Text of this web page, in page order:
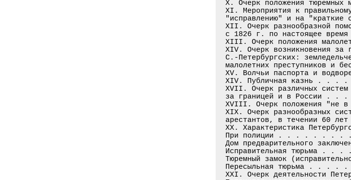
X. Очерк положения
XI. Мероприятия к
"исправлению" и на
XII. Очерк разнообразной
с 1826 г. по
XIII. Очерк положения
XIV. Очерк возникновения за
С.-Петербургских:
малолетних
XV. Волчьи паспорта и
XIV. Публичная
XVII. Очерк различных систем
за границей и в
XVIII. Очерк положения
XIX. Очерк разнообразных
арестантов, в
XX. Характеристика
При полиции . . . . .
Дом
Исправительная
Тюремный замок
Пересыльная
XXI. Очерк деятельности